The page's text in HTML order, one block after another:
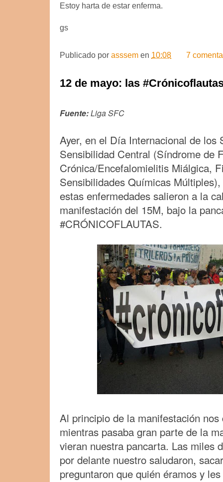
Estoy harta de estar enferma.
gs
Publicado por asssem en 10:08 7
12 de mayo: las
Fuente:Liga SFC
Ayer, en el Día Internacional de los
Sensibilidad Central (Síndrome de
Crónica/Encefalomielitis Miálgica,
Sensibilidades Químicas
estas enfermedades salieron a la
manifestación del 15M, bajo la
#CRÓNICOFLAUTAS.
Al principio de la manifestación
mientras pasaba gran parte de la
vieran nuestra pancarta. Las miles
por delante nuestro saludaron,
preguntaron que quién éramos y